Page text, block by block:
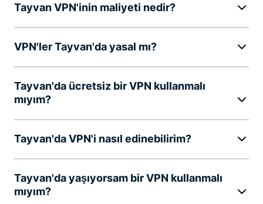
Tayvan VPN'inin maliyeti nedir?
VPN'ler Tayvan'da yasal mı?
Tayvan'da ücretsiz bir VPN kullanmalı
mıyım?
Tayvan'da VPN'i nasıl edinebilirim?
Tayvan'da yaşıyorsam bir VPN kullanmalı
mıyım?